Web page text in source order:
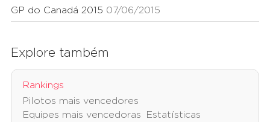
GP do Canadá 2015 07/06/2015
Explore também
Rankings
Pilotos mais vencedores
Equipes mais vencedoras
Estatísticas